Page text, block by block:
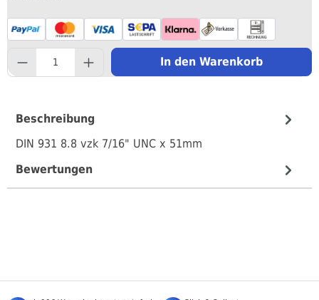
In den Warenkorb
Beschreibung
DIN 931 8.8 vzk 7/16" UNC x 51mm
Bewertungen